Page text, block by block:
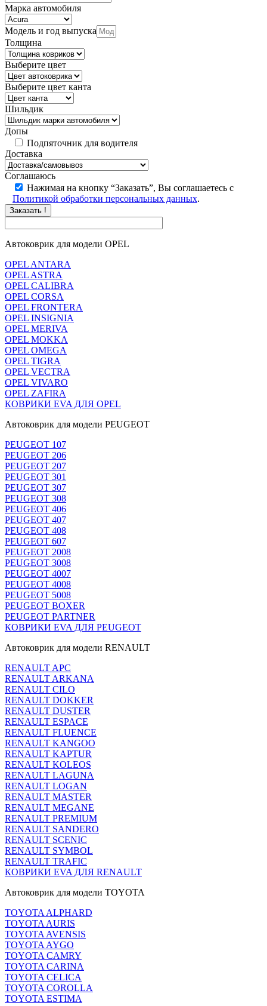
Марка автомобиля
Модель и год выпуска
Толщина
Выберите цвет
Выберите цвет канта
Шильдик
Допы
Подпяточник для водителя
Доставка
Соглашаюсь
Нажимая на кнопку “Заказать”, Вы соглашаетесь с
Политикой обработки персональных данных.
Заказать !
Автоковрик для модели OPEL
OPEL ANTARA
OPEL ASTRA
OPEL CALIBRA
OPEL CORSA
OPEL FRONTERA
OPEL INSIGNIA
OPEL MERIVA
OPEL MOKKA
OPEL OMEGA
OPEL TIGRA
OPEL VECTRA
OPEL VIVARO
OPEL ZAFIRA
КОВРИКИ EVA ДЛЯ OPEL
Автоковрик для модели PEUGEOT
PEUGEOT 107
PEUGEOT 206
PEUGEOT 207
PEUGEOT 301
PEUGEOT 307
PEUGEOT 308
PEUGEOT 406
PEUGEOT 407
PEUGEOT 408
PEUGEOT 607
PEUGEOT 2008
PEUGEOT 3008
PEUGEOT 4007
PEUGEOT 4008
PEUGEOT 5008
PEUGEOT BOXER
PEUGEOT PARTNER
КОВРИКИ EVA ДЛЯ PEUGEOT
Автоковрик для модели RENAULT
RENAULT APC
RENAULT ARKANA
RENAULT CILO
RENAULT DOKKER
RENAULT DUSTER
RENAULT ESPACE
RENAULT FLUENCE
RENAULT KANGOO
RENAULT KAPTUR
RENAULT KOLEOS
RENAULT LAGUNA
RENAULT LOGAN
RENAULT MASTER
RENAULT MEGANE
RENAULT PREMIUM
RENAULT SANDERO
RENAULT SCENIC
RENAULT SYMBOL
RENAULT TRAFIC
КОВРИКИ EVA ДЛЯ RENAULT
Автоковрик для модели TOYOTA
TOYOTA ALPHARD
TOYOTA AURIS
TOYOTA AVENSIS
TOYOTA AYGO
TOYOTA CAMRY
TOYOTA CARINA
TOYOTA CELICA
TOYOTA COROLLA
TOYOTA ESTIMA